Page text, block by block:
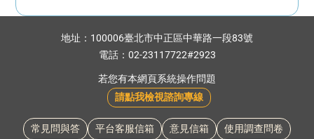
地址： 100006臺北市中正區中華路一段83號
電話： 02-23117722#2923
若您有本網頁系統操作問題
請點我檢視諮詢專線
常見問與答 平台客服信箱 意見信箱 使用調查問卷